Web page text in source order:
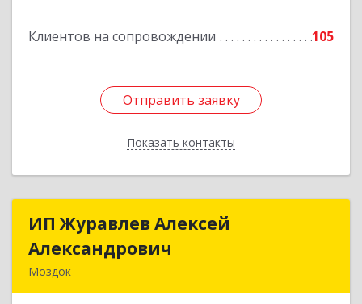
Клиентов на сопровождении 105
Отправить заявку
Показать контакты
Отправить заявку
Назад
ИП Журавлев Алексей
Александрович
Моздок
ИП Журавлев Алексей